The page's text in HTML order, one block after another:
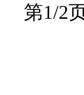
第1/2